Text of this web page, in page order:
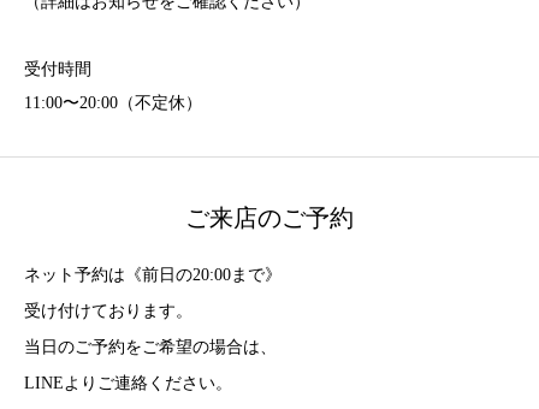
受付時間
11:00〜20:00（不定休）
ご来店のご予約
ネット予約は《前日の20:00まで》
受け付けております。
当日のご予約をご希望の場合は、
LINEよりご連絡ください。